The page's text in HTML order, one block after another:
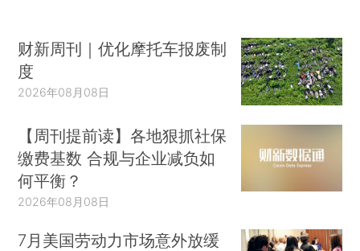
财新周刊｜优化摩托车报废制
度
2026年08月08日
【周刊提前读】各地狠抓社保
缴费基数 合规与企业减负如
何平衡？
2026年08月08日
7月美国劳动力市场意外放缓